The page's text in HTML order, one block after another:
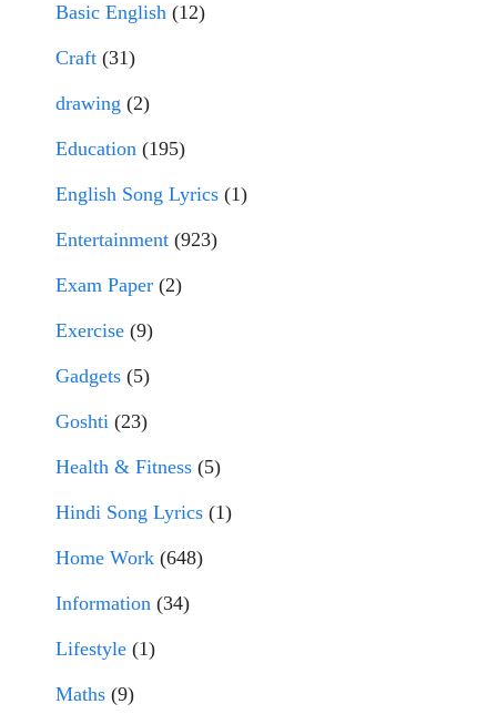
Basic English (12)
Craft (31)
drawing (2)
Education (195)
English Song Lyrics (1)
Entertainment (923)
Exam Paper (2)
Exercise (9)
Gadgets (5)
Goshti (23)
Health & Fitness (5)
Hindi Song Lyrics (1)
Home Work (648)
Information (34)
Lifestyle (1)
Maths (9)